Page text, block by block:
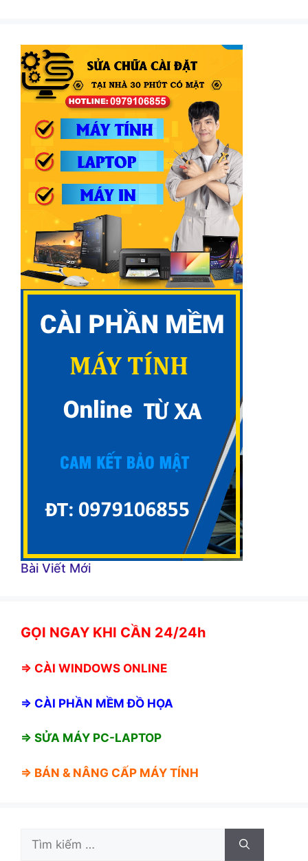
Bài Viết Mới
GỌI NGAY KHI CẦN 24/24h
⇒ CÀI WINDOWS ONLINE
⇒ CÀI PHẦN MỀM ĐỒ HỌA
⇒ SỬA MÁY PC-LAPTOP
⇒ BÁN & NÂNG CẤP MÁY TÍNH
Tìm
kiếm